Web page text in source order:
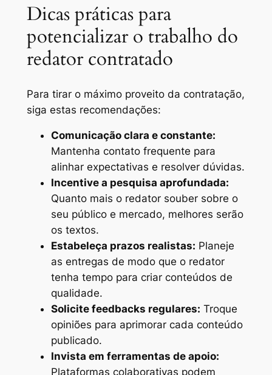
Dicas práticas para
potencializar o trabalho do
redator contratado
Para tirar o máximo proveito da contratação,
siga estas recomendações:
Comunicação clara e constante:
Mantenha contato frequente para
alinhar expectativas e resolver dúvidas.
Incentive a pesquisa aprofundada:
Quanto mais o redator souber sobre o
seu público e mercado, melhores serão
os textos.
Estabeleça prazos realistas: Planeje
as entregas de modo que o redator
tenha tempo para criar conteúdos de
qualidade.
Solicite feedbacks regulares: Troque
opiniões para aprimorar cada conteúdo
publicado.
Invista em ferramentas de apoio:
Plataformas colaborativas podem